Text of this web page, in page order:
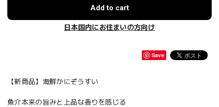
Add to cart
日本国内にお住まいの方向け
Save
【新商品】海鮮かにぞうすい
魚介本来の旨みと上品な香りを感じる